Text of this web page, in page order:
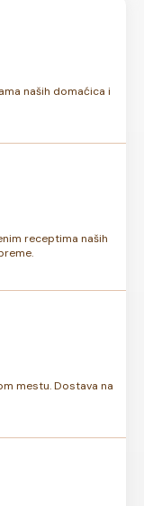
ih uklopiti sa
sto u istoj
naših domaćica i
receptima naših
mestu. Dostava na